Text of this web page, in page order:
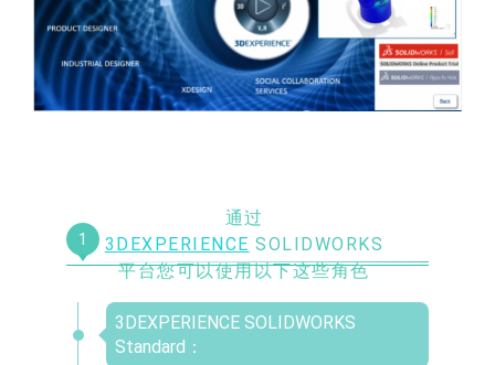
1
通过
3DEXPERIENCE SOLIDWORKS
平台您可以使用以下这些角色
3DEXPERIENCE SOLIDWORKS
Standard：